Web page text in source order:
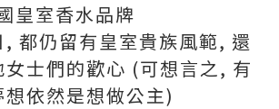
皇室香水品牌
都仍留有皇室貴族風範, 還
士們的歡心 (可想言之, 有
依然是想做公主)